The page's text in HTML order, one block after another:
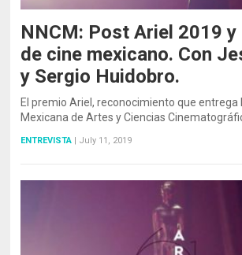
NNCM: Post Ariel 2019
de cine mexicano. Con
y Sergio Huidobro.
El premio Ariel, reconocimiento que entrega
Mexicana de Artes y Ciencias
ENTREVISTA | July 11, 2019